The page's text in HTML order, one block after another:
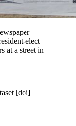
elect
at a street in
[doi]